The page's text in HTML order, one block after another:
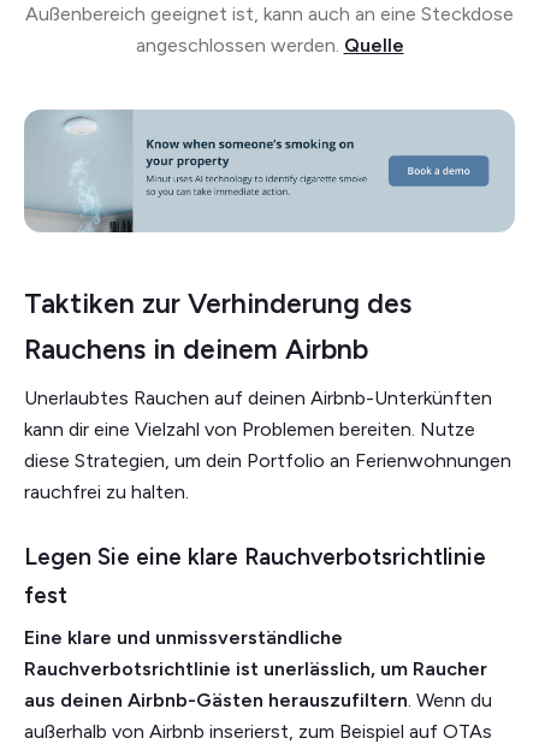
Außenbereich geeignet ist, kann auch an eine Steckdose
angeschlossen werden. Quelle
Taktiken zur Verhinderung des
Rauchens in deinem Airbnb
Unerlaubtes Rauchen auf deinen Airbnb-Unterkünften
kann dir eine Vielzahl von Problemen bereiten. Nutze
diese Strategien, um dein Portfolio an Ferienwohnungen
rauchfrei zu halten.
Legen Sie eine klare Rauchverbotsrichtlinie
fest
Eine klare und unmissverständliche
Rauchverbotsrichtlinie ist unerlässlich, um Raucher
aus deinen Airbnb-Gästen herauszufiltern. Wenn du
außerhalb von Airbnb inserierst, zum Beispiel auf OTAs